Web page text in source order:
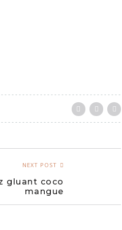
NEXT POST
gluant coco
mangue